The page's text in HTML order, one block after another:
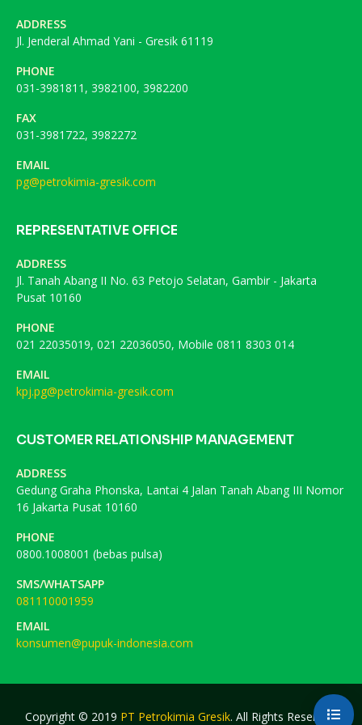
ADDRESS
Jl. Jenderal Ahmad Yani - Gresik 61119
PHONE
031-3981811, 3982100, 3982200
FAX
031-3981722, 3982272
EMAIL
pg@petrokimia-gresik.com
REPRESENTATIVE OFFICE
ADDRESS
Jl. Tanah Abang II No. 63 Petojo Selatan, Gambir - Jakarta
Pusat 10160
PHONE
021 22035019, 021 22036050, Mobile 0811 8303 014
EMAIL
kpj.pg@petrokimia-gresik.com
CUSTOMER RELATIONSHIP MANAGEMENT
ADDRESS
Gedung Graha Phonska, Lantai 4 Jalan Tanah Abang III Nomor
16 Jakarta Pusat 10160
PHONE
0800.1008001 (bebas pulsa)
SMS/WHATSAPP
081110001959
EMAIL
konsumen@pupuk-indonesia.com
Copyright © 2019 PT Petrokimia Gresik. All Rights Reserved.